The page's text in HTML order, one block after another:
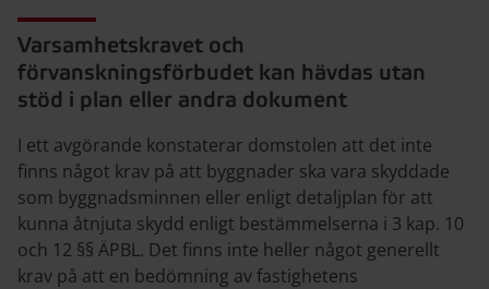
Varsamhetskravet och
förvanskningsförbudet kan hävdas utan
stöd i plan eller andra dokument
I ett avgörande konstaterar domstolen att det inte
finns något krav på att byggnader ska vara skyddade
som byggnadsminnen eller enligt detaljplan för att
kunna åtnjuta skydd enligt bestämmelserna i 3 kap. 10
och 12 §§ ÄPBL. Det finns inte heller något generellt
krav på att en bedömning av fastighetens